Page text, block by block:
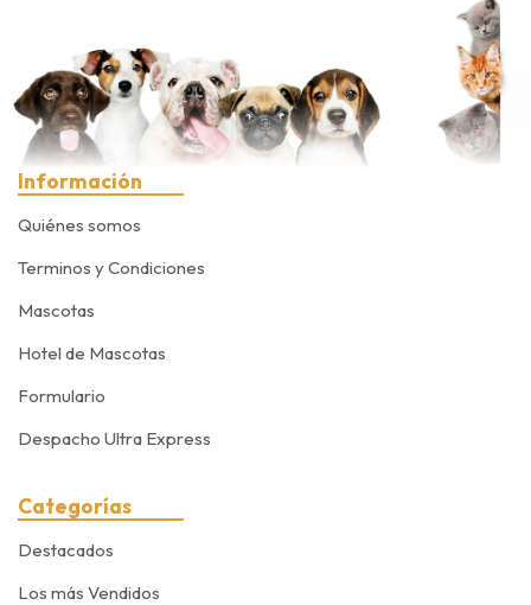
Información
Quiénes somos
Terminos y Condiciones
Mascotas
Hotel de Mascotas
Formulario
Despacho Ultra Express
Categorías
Destacados
Los más Vendidos